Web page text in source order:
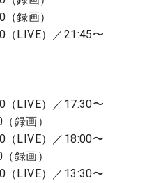
録画）
（LIVE）／21:45〜
（LIVE）／17:30〜
録画）
（LIVE）／18:00〜
録画）
（LIVE）／13:30〜